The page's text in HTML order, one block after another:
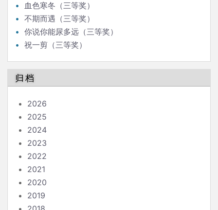
血色寒冬（三等奖）
不期而遇（三等奖）
你说你能尿多远（三等奖）
祝一剪（三等奖）
归档
2026
2025
2024
2023
2022
2021
2020
2019